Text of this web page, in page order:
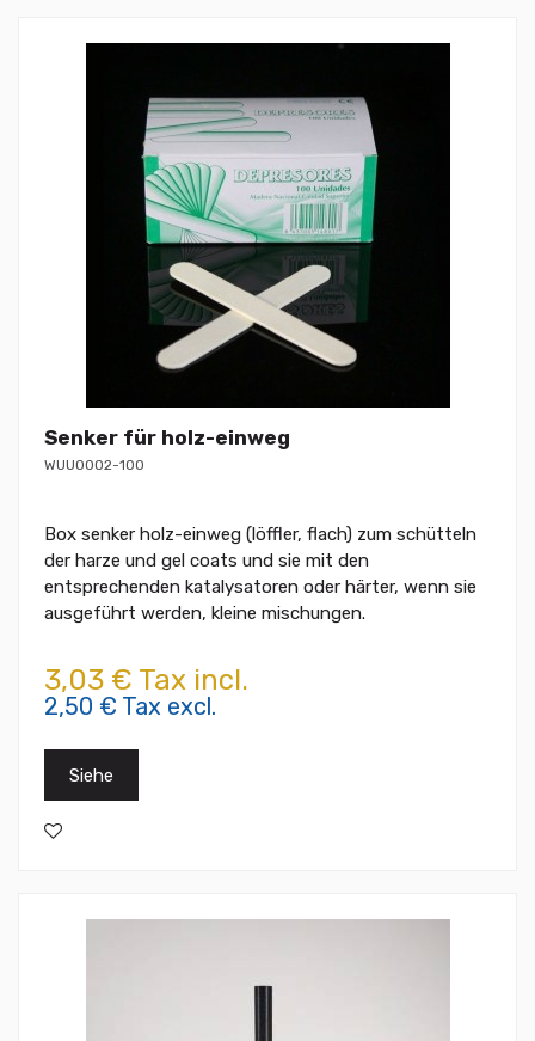
Senker für holz-einweg
WUU0002-100
Box senker holz-einweg (löffler, flach) zum schütteln
der harze und gel coats und sie mit den
entsprechenden katalysatoren oder härter, wenn sie
ausgeführt werden, kleine mischungen.
3,03 € Tax incl.
2,50 € Tax excl.
Siehe